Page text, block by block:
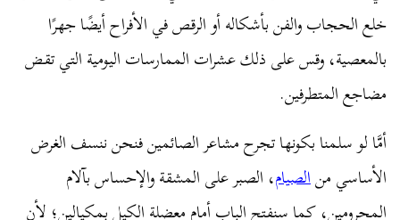
خلع الحجاب والفن بأشكاله أو الرقص في الأفراح أيضًا جهرًا
بالمعصية، وقس على ذلك عشرات الممارسات اليومية التي تقض
مضاجع المتطرفين.
أمَّا لو سلمنا بكونها تجرح مشاعر الصائمين فنحن ننسف الغرض
الأساسي منالصيام، الصبر على المشقة والإحساس بآلام
المحرومين، كما سنفتح الباب أمام معضلة الكيل بمكيالين؛ لأن